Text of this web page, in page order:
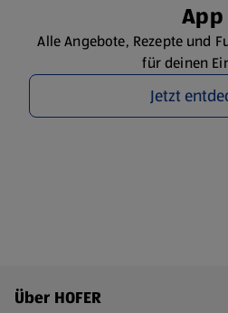
App
Alle Angebote, Rezepte und
für deinen
Jetzt
Fußzeilenmenü - weitere Links
Über HOFER